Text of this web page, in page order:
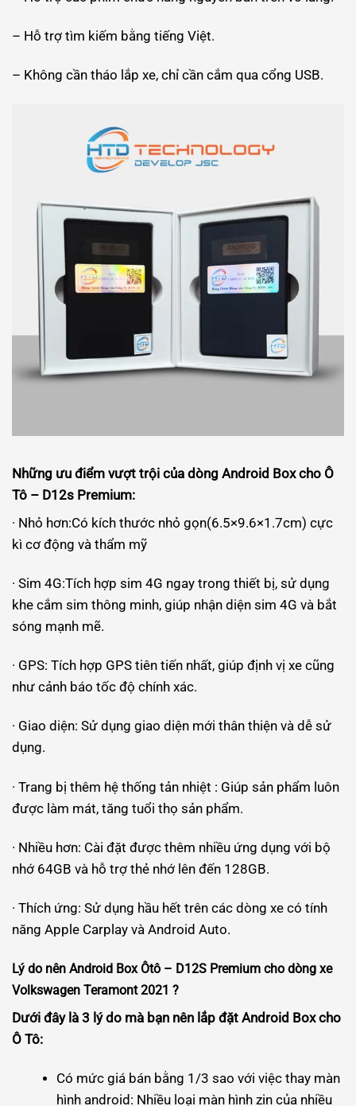
– Hỗ trợ tìm kiếm bằng tiếng Việt.
– Không cần tháo lắp xe, chỉ cần cắm qua cổng USB.
Những ưu điểm vượt trội của dòng Android Box cho Ô
Tô – D12s Premium:
· Nhỏ hơn:Có kích thước nhỏ gọn(6.5×9.6×1.7cm) cực
kì cơ động và thẩm mỹ
· Sim 4G:Tích hợp sim 4G ngay trong thiết bị, sử dụng
khe cắm sim thông minh, giúp nhận diện sim 4G và bắt
sóng mạnh mẽ.
· GPS: Tích hợp GPS tiên tiến nhất, giúp định vị xe cũng
như cảnh báo tốc độ chính xác.
· Giao diện: Sử dụng giao diện mới thân thiện và dễ sử
dụng.
· Trang bị thêm hệ thống tản nhiệt : Giúp sản phẩm luôn
được làm mát, tăng tuổi thọ sản phẩm.
· Nhiều hơn: Cài đặt được thêm nhiều ứng dụng với bộ
nhớ 64GB và hỗ trợ thẻ nhớ lên đến 128GB.
· Thích ứng: Sử dụng hầu hết trên các dòng xe có tính
năng Apple Carplay và Android Auto.
Lý do nên Android Box Ôtô – D12S Premium cho dòng xe
Volkswagen Teramont 2021 ?
Dưới đây là 3 lý do mà bạn nên lắp đặt Android Box cho
Ô Tô:
Có mức giá bán bằng 1/3 sao với việc thay màn
hình android: Nhiều loại màn hình zin của nhiều